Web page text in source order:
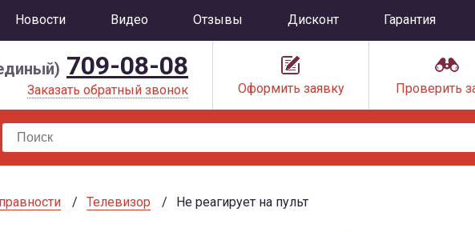
Новости Видео Отзывы Дисконт Гарантия
709-08-08
Заказать обратный звонок Оформить заявку Проверить
Телевизор Не реагирует на пульт